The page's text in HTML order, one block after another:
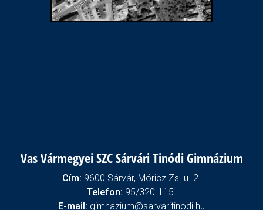
Vas Vármegyei SZC Sárvári Tinódi Gimnázium
Cím: 9600 Sárvár, Móricz Zs. u. 2.
Telefon: 95/320-115
E-mail: gimnazium@sarvaritinodi.hu